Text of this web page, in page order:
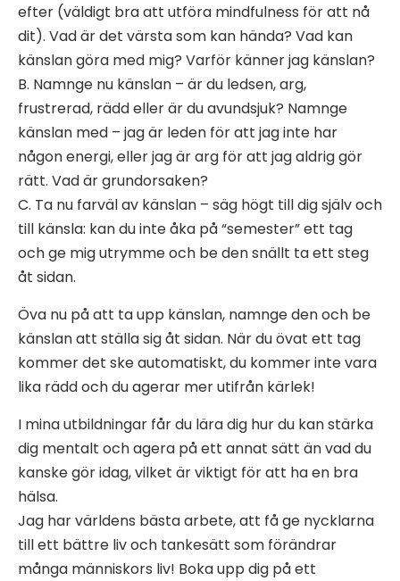
efter (väldigt bra att utföra mindfulness för att nå
dit). Vad är det värsta som kan hända? Vad kan
känslan göra med mig? Varför känner jag känslan?
B. Namnge nu känslan – är du ledsen, arg,
frustrerad, rädd eller är du avundsjuk? Namnge
känslan med – jag är leden för att jag inte har
någon energi, eller jag är arg för att jag aldrig gör
rätt. Vad är grundorsaken?
C. Ta nu farväl av känslan – säg högt till dig själv och
till känsla: kan du inte åka på “semester” ett tag
och ge mig utrymme och be den snällt ta ett steg
åt sidan.
Öva nu på att ta upp känslan, namnge den och be
känslan att ställa sig åt sidan. När du övat ett tag
kommer det ske automatiskt, du kommer inte vara
lika rädd och du agerar mer utifrån kärlek!
I mina utbildningar får du lära dig hur du kan stärka
dig mentalt och agera på ett annat sätt än vad du
kanske gör idag, vilket är viktigt för att ha en bra
hälsa.
Jag har världens bästa arbete, att få ge nycklarna
till ett bättre liv och tankesätt som förändrar
många människors liv! Boka upp dig på ett